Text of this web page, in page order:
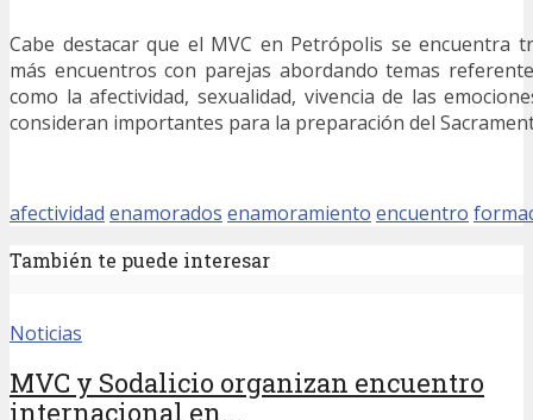
Cabe destacar que el MVC en Petrópolis se encuentra
más encuentros con parejas abordando temas
como la afectividad, sexualidad, vivencia de las
consideran importantes para la preparación del
afectividad enamorados enamoramiento encuentro
También te puede interesar
Noticias
MVC y Sodalicio organizan encuentro
internacional en...